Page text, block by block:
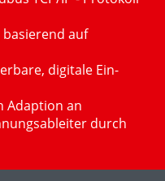
auf
digitale Ein-
Adaption an
durch